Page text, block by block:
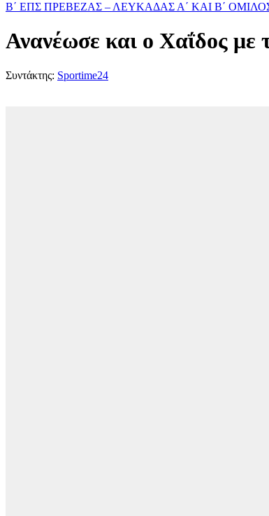
Β΄ ΕΠΣ ΠΡΕΒΕΖΑΣ – ΛΕΥΚΑΔΑΣ Α΄ ΚΑΙ Β΄
Ανανέωσε και ο Χαΐδος
Συντάκτης: Sportime24